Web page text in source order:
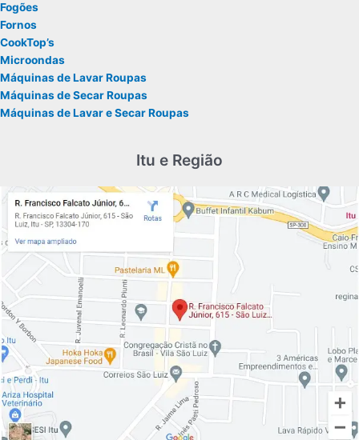
Fogões
Fornos
CookTop’s
Microondas
Máquinas de Lavar Roupas
Máquinas de Secar Roupas
Máquinas de Lavar e Secar Roupas
Itu e Região